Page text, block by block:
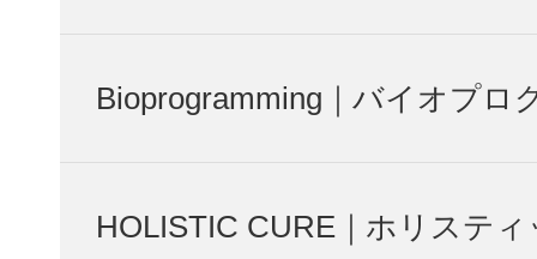
Bioprogramming｜バイオプロ
HOLISTIC CURE｜ホリステ